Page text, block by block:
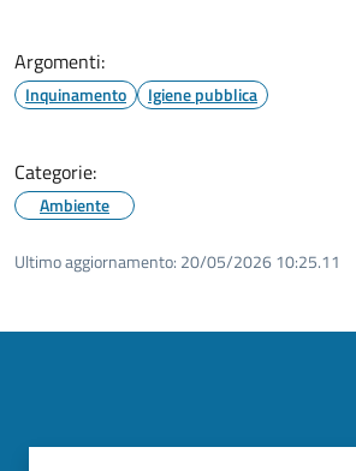
Argomenti:
Inquinamento Igiene pubblica
Categorie:
Ambiente
Ultimo aggiornamento: 20/05/2026 10:25.11